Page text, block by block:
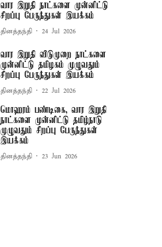
வார இறுதி நாட்களை முன்னிட்டு
சிறப்பு பேருந்துகள் இயக்கம்
தினத்தந்தி 24 Jul 2026
வார இறுதி விடுமுறை நாட்களை
முன்னிட்டு தமிழகம் முழுவதும்
சிறப்பு பேருந்துகள் இயக்கம்
தினத்தந்தி 22 Jul 2026
மொஹரம் பண்டிகை, வார இறுதி
நாட்களை முன்னிட்டு தமிழ்நாடு
முழுவதும் சிறப்பு பேருந்துகள்
இயக்கம்
தினத்தந்தி 23 Jun 2026